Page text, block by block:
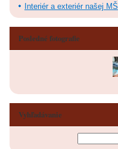
Interiér a exteriér našej MŠ
Posledné fotografie
Vyhľadávanie